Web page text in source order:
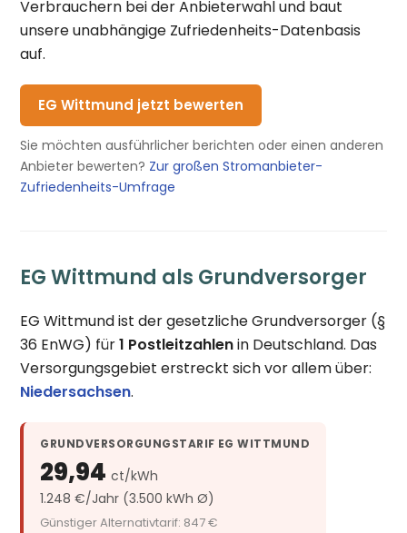
Verbrauchern bei der Anbieterwahl und baut
unsere unabhängige Zufriedenheits-Datenbasis
auf.
EG Wittmund jetzt bewerten
Sie möchten ausführlicher berichten oder einen anderen
Anbieter bewerten? Zur großen Stromanbieter-
Zufriedenheits-Umfrage
EG Wittmund als Grundversorger
EG Wittmund ist der gesetzliche Grundversorger (§
36 EnWG) für1 Postleitzahlenin Deutschland. Das
Versorgungsgebiet erstreckt sich vor allem über:
Niedersachsen.
GRUNDVERSORGUNGSTARIF EG WITTMUND
29,94ct/kWh
1.248 €/Jahr (3.500 kWh Ø)
Günstiger Alternativtarif: 847 €